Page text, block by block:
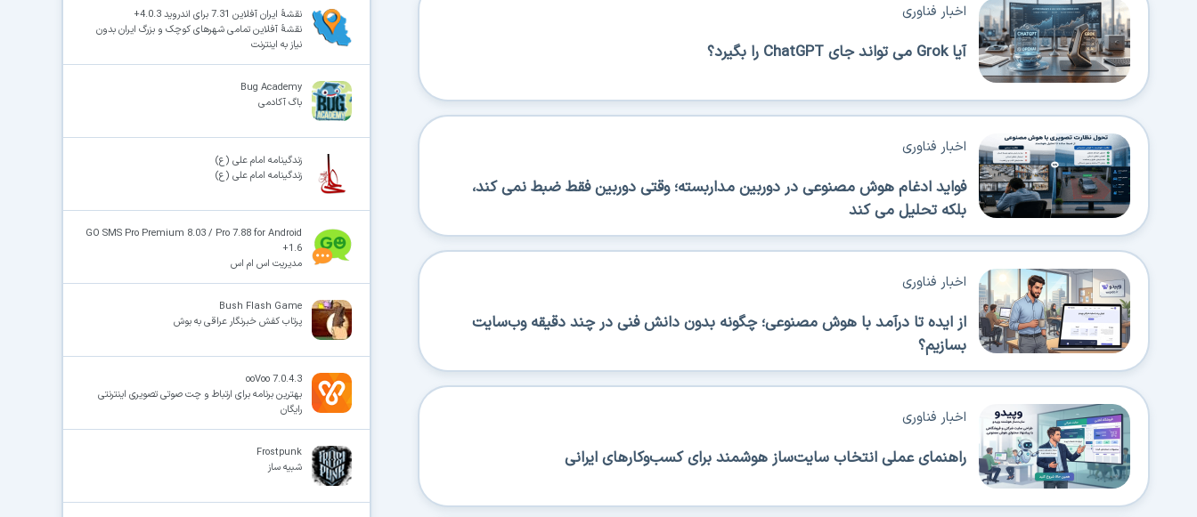
آیا Grok می تواند جای ChatGPT را بگیرد؟
اخبار فناوری
فواید ادغام هوش مصنوعی در دوربین مداربسته؛ وقتی دوربین فقط ضبط نمی کند،
بلکه تحلیل می کند
اخبار فناوری
از ایده تا درآمد با هوش مصنوعی؛ چگونه بدون دانش فنی در چند دقیقه وب‌سایت
بسازیم؟
اخبار فناوری
راهنمای عملی انتخاب سایت‌ساز هوشمند برای کسب‌وکارهای ایرانی
اخبار فناوری
نقشهٔ ایران آفلاین 7.31 برای اندروید 4.0.3+
نقشهٔ آفلاین تمامی شهرهای کوچک و بزرگ ایران بدون
نیاز به اینترنت
Bug Academy
باگ آکادمی
زندگینامه امام علی (ع)
زندگینامه امام علی (ع)
GO SMS Pro Premium 8.03 / Pro 7.88 for Android
+1.6
مدیریت اس ام اس
Bush Flash Game
پرتاب کفش خبرنگار عراقی به بوش
ooVoo 7.0.4.3
بهترین برنامه برای ارتباط و چت صوتی تصویری اینترنتی
رایگان
Frostpunk
شبیه ساز